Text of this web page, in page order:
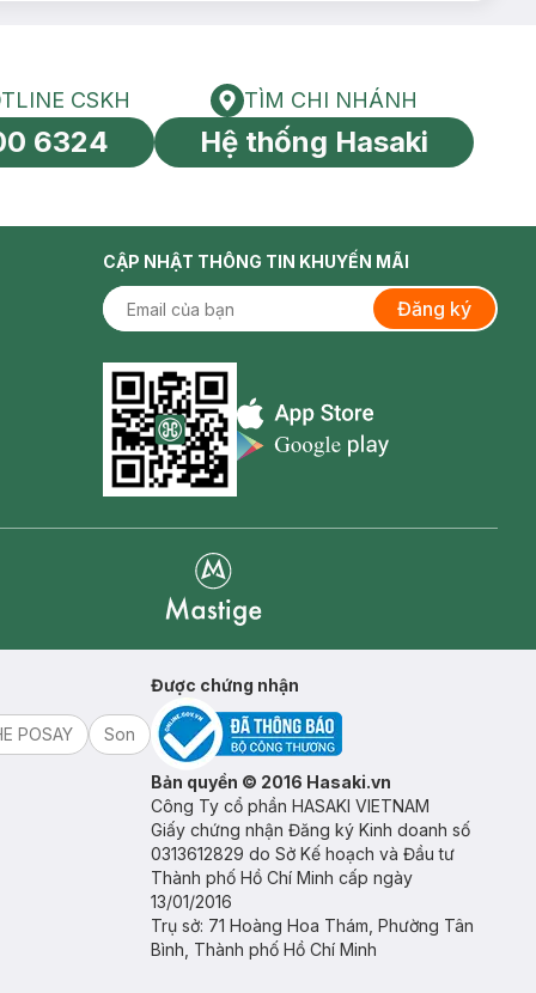
toàn cầu
HOTLINE CSKH
CSKH
6324
Tìm chi nhánh
TÌM CHI NHÁNH
Hệ thống Hasaki
CẬP NHẬT THÔNG TIN KHUYẾN MÃI
Đăng ký
Appstore icon
POSAY
Son
Được chứng nhận
Bản quyền © 2016 Hasaki.vn
Công Ty cổ phần HASAKI VIETNAM
Giấy chứng nhận Đăng ký Kinh doanh số
0313612829 do Sở Kế hoạch và Đầu tư
Thành phố Hồ Chí Minh cấp ngày
13/01/2016
Trụ sở: 71 Hoàng Hoa Thám, Phường Tân
Bình, Thành phố Hồ Chí Minh